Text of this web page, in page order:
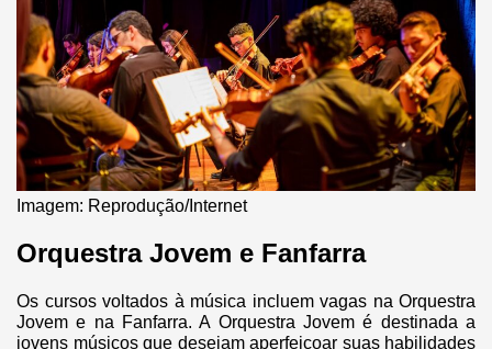
Imagem: Reprodução/Internet
Orquestra Jovem e Fanfarra
Os cursos voltados à música incluem vagas na Orquestra
Jovem e na Fanfarra. A Orquestra Jovem é destinada a
jovens músicos que desejam aperfeiçoar suas habilidades